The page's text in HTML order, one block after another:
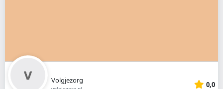
Volgjezorg
0,0